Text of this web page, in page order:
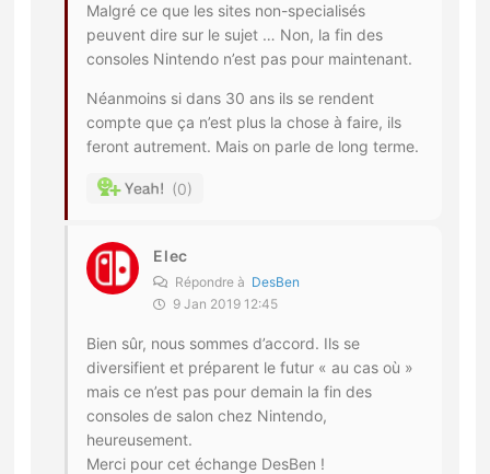
Malgré ce que les sites non-specialisés
peuvent dire sur le sujet … Non, la fin des
consoles Nintendo n’est pas pour maintenant.
Néanmoins si dans 30 ans ils se rendent
compte que ça n’est plus la chose à faire, ils
feront autrement. Mais on parle de long terme.
0
Elec
Répondre à DesBen
9 Jan 2019 12:45
Bien sûr, nous sommes d’accord. Ils se
diversifient et préparent le futur « au cas où »
mais ce n’est pas pour demain la fin des
consoles de salon chez Nintendo,
heureusement.
Merci pour cet échange DesBen !